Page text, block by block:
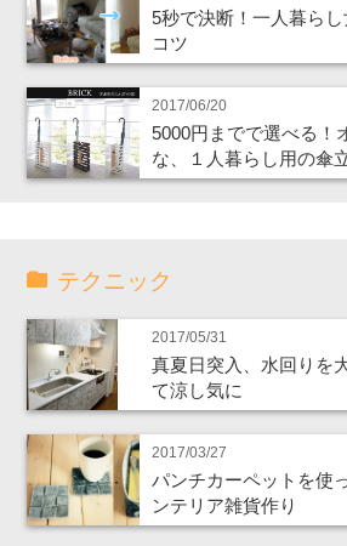
5秒で決断！一人暮ら
コツ
2017/06/20
5000円までで選べる！
な、１人暮らし用の傘
テクニック
2017/05/31
真夏日突入、水回りを
て涼し気に
2017/03/27
パンチカーペットを使
ンテリア雑貨作り